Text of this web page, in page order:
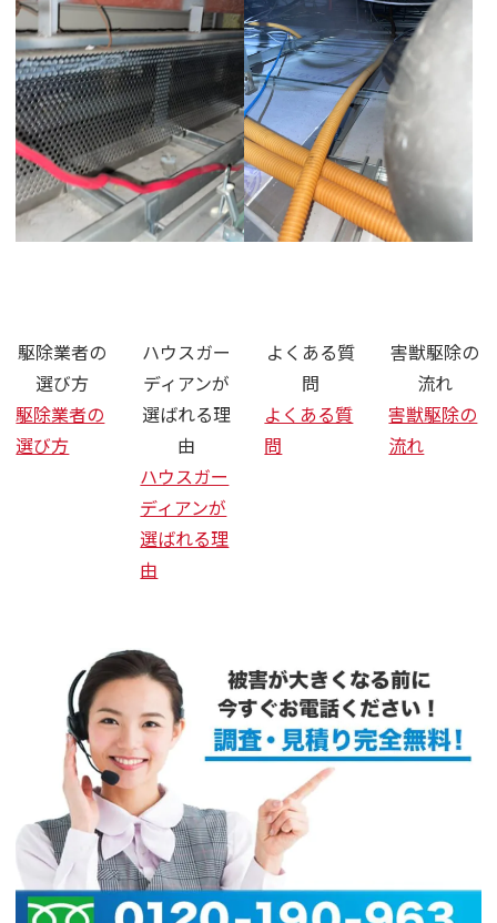
駆除業者の
選び方
駆除業者の
選び方
ハウスガー
ディアンが
選ばれる理
由
ハウスガー
ディアンが
選ばれる理
由
よくある質
問
よくある質
問
害獣駆除の
流れ
害獣駆除の
流れ